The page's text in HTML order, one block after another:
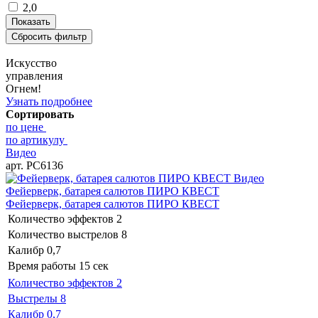
2,0
Искусство
управления
Огнем!
Узнать подробнее
Сортировать
по цене
по артикулу
Видео
арт. РС6136
Видео
Фейерверк, батарея салютов ПИРО КВЕСТ
Фейерверк, батарея салютов ПИРО КВЕСТ
Количество эффектов 2
Количество выстрелов 8
Калибр 0,7
Время работы 15 сек
Количество эффектов 2
Выстрелы 8
Калибр 0,7